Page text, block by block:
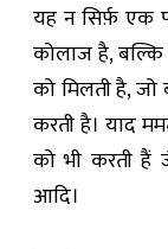
यह न सिर्फ़ एक
कोलाज है, बल्कि
को मिलती है,
करती है। याद
को भी करती हैं
आदि।